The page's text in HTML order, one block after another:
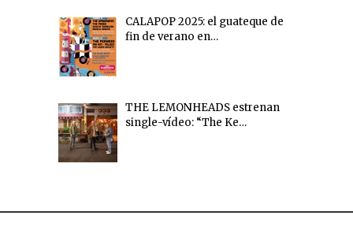
CALAPOP 2025: el guateque de
fin de verano en…
THE LEMONHEADS estrenan
single-vídeo: “The Ke…